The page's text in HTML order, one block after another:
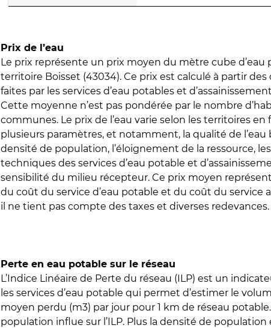
Prix de l’eau
Le prix représente un prix moyen du mètre cube d’eau
territoire Boisset (43034). Ce prix est calculé à partir des
faites par les services d’eau potables et
Cette moyenne n’est pas pondérée par le nombre
communes. Le prix de l’eau varie selon les territoires en
plusieurs paramètres, et notamment, la qualité de l’eau
densité de population, l’éloignement de la ressource,
techniques des services d’eau potable et
sensibilité du milieu récepteur. Ce prix moyen
du coût du service d’eau potable et du coût du service
il ne tient pas compte des taxes et diverses redevances.
Perte en eau potable sur le réseau
L’Indice Linéaire de Perte du réseau (ILP) est un
les services d’eau potable qui permet d’estimer le
moyen perdu (m3) par jour pour 1 km de réseau
population influe sur l’ILP. Plus la densité de population